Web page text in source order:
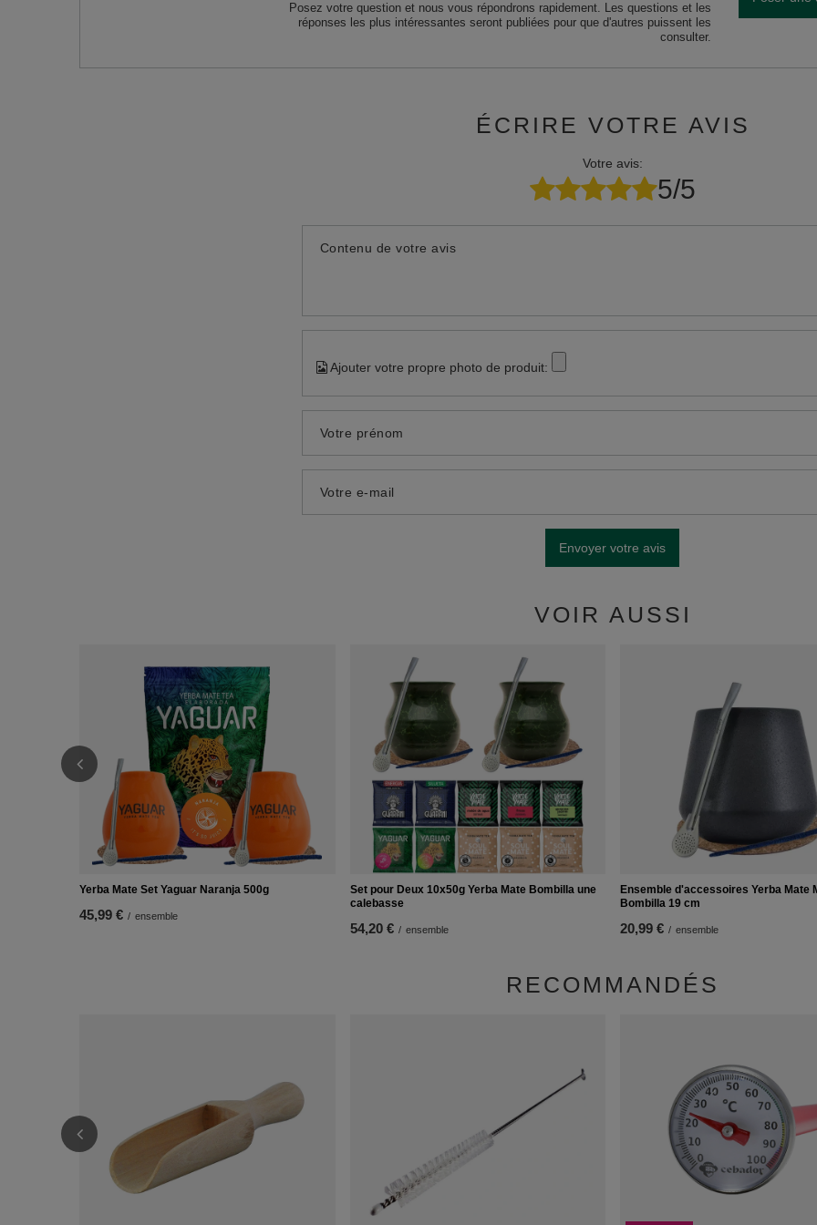
Posez votre question et nous vous répondrons rapidement. Les questions et les
réponses les plus intéressantes seront publiées pour que d'autres puissent les
consulter.
ÉCRIRE VOTRE AVIS
Votre avis:
5/5
Contenu de votre avis
Ajouter votre propre photo de produit:
Votre prénom
Votre e-mail
Envoyer votre avis
VOIR AUSSI
Yerba Mate Set Yaguar Naranja 500g
45,99 € / ensemble
Set pour Deux 10x50g Yerba Mate Bombilla une
calebasse
54,20 € / ensemble
Ensemble d'accessoires Yerba Mate
Bombilla 19 cm
20,99 € / ensemble
RECOMMANDÉS